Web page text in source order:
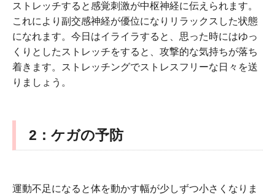
ストレッチすると感覚刺激が中枢神経に伝えられます。
これにより副交感神経が優位になりリラックスした状態
になれます。今日はイライラすると、思った時にはゆっ
くりとしたストレッチをすると、攻撃的な気持ちが落ち
着きます。ストレッチングでストレスフリーな日々を送
りましょう。
2 ：ケガの予防
運動不足になると体を動かす幅が少しずつ小さくなりま